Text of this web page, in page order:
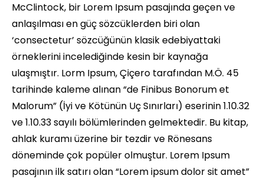
McClintock, bir Lorem Ipsum pasajında geçen ve
anlaşılması en güç sözcüklerden biri olan
‘consectetur’ sözcüğünün klasik edebiyattaki
örneklerini incelediğinde kesin bir kaynağa
ulaşmıştır. Lorm Ipsum, Çiçero tarafından M.Ö. 45
tarihinde kaleme alınan “de Finibus Bonorum et
Malorum” (İyi ve Kötünün Uç Sınırları) eserinin 1.10.32
ve 1.10.33 sayılı bölümlerinden gelmektedir. Bu kitap,
ahlak kuramı üzerine bir tezdir ve Rönesans
döneminde çok popüler olmuştur. Lorem Ipsum
pasajının ilk satırı olan “Lorem ipsum dolor sit amet”